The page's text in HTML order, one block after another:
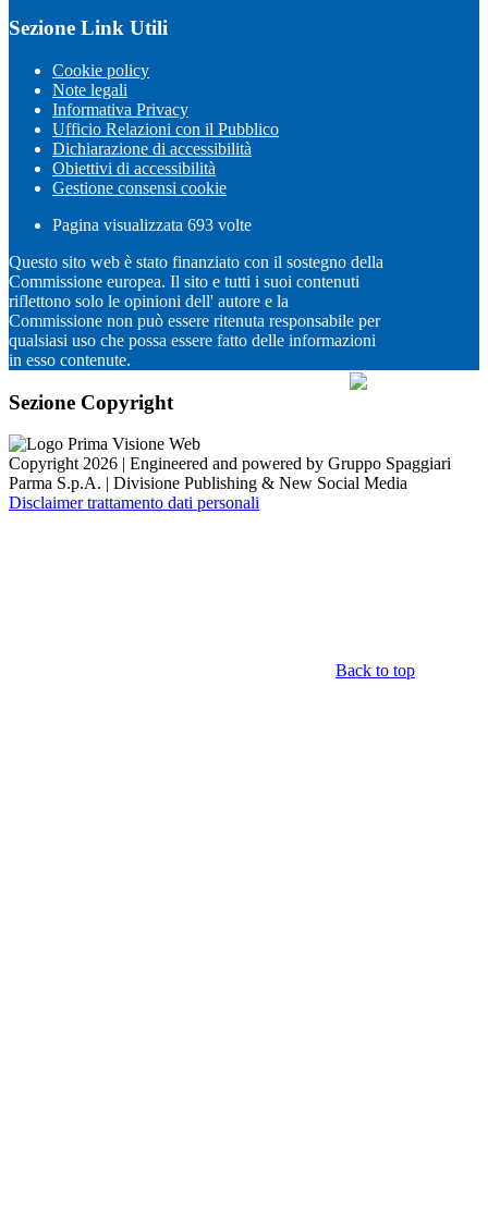
Sezione Link Utili
Cookie policy
Note legali
Informativa Privacy
Ufficio Relazioni con il Pubblico
Dichiarazione di accessibilità
Obiettivi di accessibilità
Gestione consensi cookie
Pagina visualizzata 693 volte
Questo sito web è stato finanziato con il sostegno della
Commissione europea. Il sito e tutti i suoi contenuti
riflettono solo le opinioni dell' autore e la
Commissione non può essere ritenuta responsabile per
qualsiasi uso che possa essere fatto delle informazioni
in esso contenute.
Sezione Copyright
Copyright 2026 | Engineered and powered by Gruppo Spaggiari
Parma S.p.A. | Divisione Publishing & New Social Media
Disclaimer trattamento dati personali
Back to top